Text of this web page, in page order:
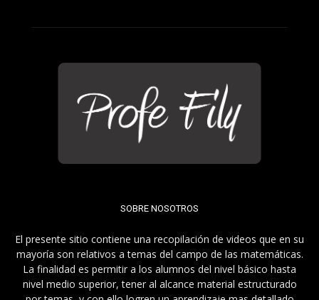
SOBRE NOSOTROS
El presente sitio contiene una recopilación de videos que en su
mayoría son relativos a temas del campo de las matemáticas.
La finalidad es permitir a los alumnos del nivel básico hasta
nivel medio superior, tener al alcance material estructurado